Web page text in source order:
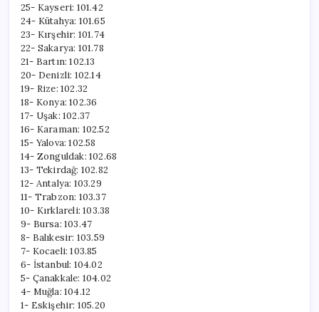
25- Kayseri: 101.42
24- Kütahya: 101.65
23- Kırşehir: 101.74
22- Sakarya: 101.78
21- Bartın: 102.13
20- Denizli: 102.14
19- Rize: 102.32
18- Konya: 102.36
17- Uşak: 102.37
16- Karaman: 102.52
15- Yalova: 102.58
14- Zonguldak: 102.68
13- Tekirdağ: 102.82
12- Antalya: 103.29
11- Trabzon: 103.37
10- Kırklareli: 103.38
9- Bursa: 103.47
8- Balıkesir: 103.59
7- Kocaeli: 103.85
6- İstanbul: 104.02
5- Çanakkale: 104.02
4- Muğla: 104.12
1- Eskişehir: 105.20